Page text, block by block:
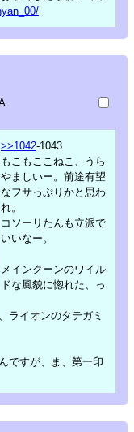
>>1042-1043
もこもここねこ、うら
やましいー。前途有望
なフサっぷりかと思わ
れ。
コソーリたんも立派で
いいなー。
メインクーンのワイル
ドな風貌に惚れた、っ
ライオンのタテガミ
ですが、ま、第一印